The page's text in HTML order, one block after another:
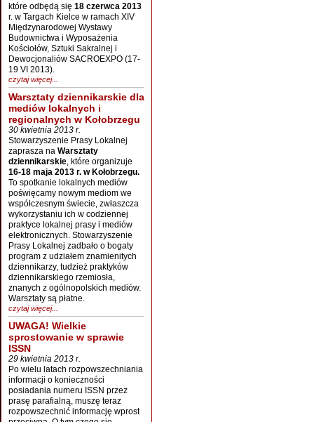
które odbędą się 18 czerwca 2013
r. w Targach Kielce w ramach XIV
Międzynarodowej Wystawy
Budownictwa i Wyposażenia
Kościołów, Sztuki Sakralnej i
Dewocjonaliów SACROEXPO (17-
19 VI 2013).
czytaj więcej...
Warsztaty dziennikarskie dla
mediów lokalnych i
regionalnych w Kołobrzegu
30 kwietnia 2013 r.
Stowarzyszenie Prasy Lokalnej
zaprasza na Warsztaty
dziennikarskie, które organizuje
16-18 maja 2013 r. w Kołobrzegu.
To spotkanie lokalnych mediów
poświęcamy nowym mediom we
współczesnym świecie, zwłaszcza
wykorzystaniu ich w codziennej
praktyce lokalnej prasy i mediów
elektronicznych. Stowarzyszenie
Prasy Lokalnej zadbało o bogaty
program z udziałem znamienitych
dziennikarzy, tudzież praktyków
dziennikarskiego rzemiosła,
znanych z ogólnopolskich mediów.
Warsztaty są płatne.
czytaj więcej...
UWAGA! Wielkie
sprostowanie w sprawie
ISSN
29 kwietnia 2013 r.
Po wielu latach rozpowszechniania
informacji o konieczności
posiadania numeru ISSN przez
prasę parafialną, muszę teraz
rozpowszechnić informację wprost